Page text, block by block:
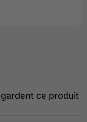
ce produit